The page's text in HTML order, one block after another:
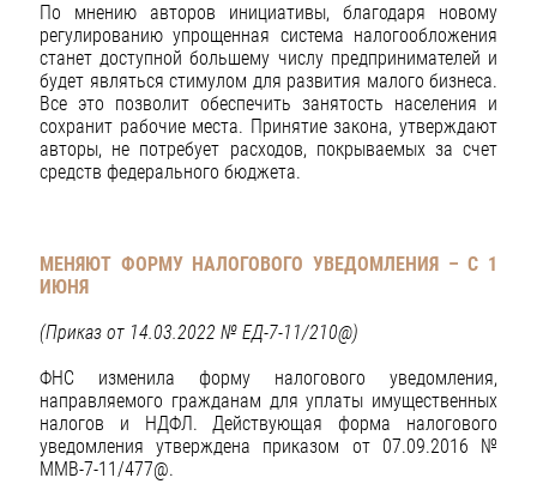
По мнению авторов инициативы, благодаря новому
регулированию упрощенная система налогообложения
станет доступной большему числу предпринимателей и
будет являться стимулом для развития малого бизнеса.
Все это позволит обеспечить занятость населения и
сохранит рабочие места. Принятие закона, утверждают
авторы, не потребует расходов, покрываемых за счет
средств федерального бюджета.
МЕНЯЮТ ФОРМУ НАЛОГОВОГО УВЕДОМЛЕНИЯ – С 1
ИЮНЯ
(Приказ от 14.03.2022 № ЕД-7-11/210@)
ФНС изменила форму налогового уведомления,
направляемого гражданам для уплаты имущественных
налогов и НДФЛ. Действующая форма налогового
уведомления утверждена приказом от 07.09.2016 №
ММВ-7-11/477@.